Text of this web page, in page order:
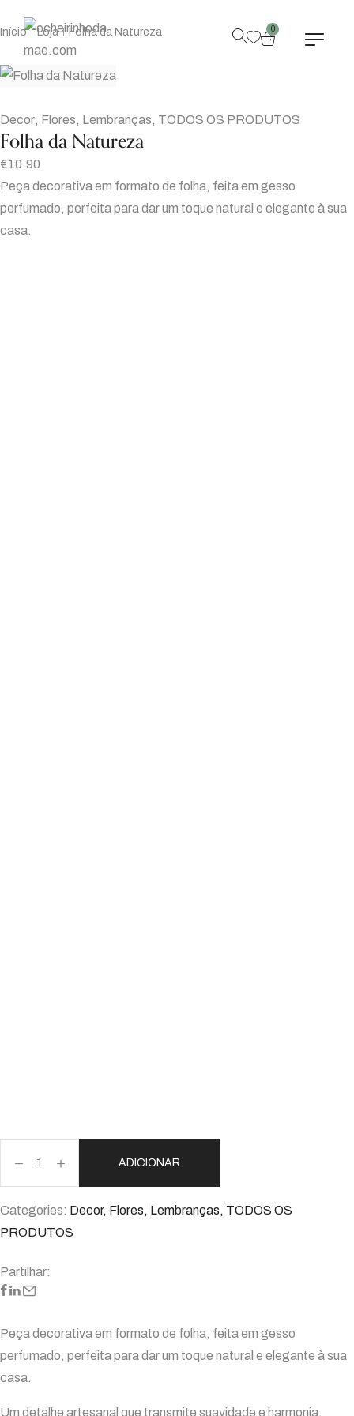
0
Início | Loja | Folha da Natureza
Decor, Flores, Lembranças, TODOS OS PRODUTOS
Folha da Natureza
€10.90
Peça decorativa em formato de folha, feita em gesso
perfumado, perfeita para dar um toque natural e elegante à sua
casa.
ADICIONAR
Categories: Decor, Flores, Lembranças, TODOS OS
PRODUTOS
Partilhar:
Peça decorativa em formato de folha, feita em gesso
perfumado, perfeita para dar um toque natural e elegante à sua
casa.
Um detalhe artesanal que transmite suavidade e harmonia,